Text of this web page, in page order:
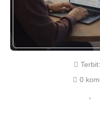
Terbit:
0